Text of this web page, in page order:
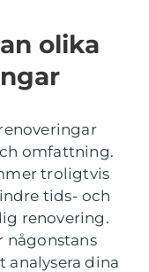
olika
omfattning.
troligtvis
tids- och
renovering.
någonstans
dina